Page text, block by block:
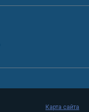
Карта сайта